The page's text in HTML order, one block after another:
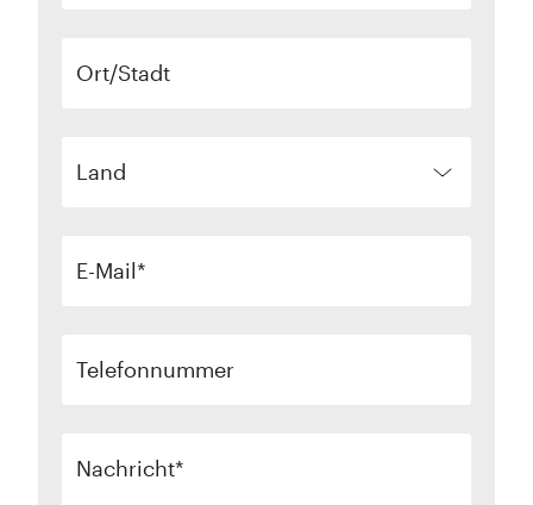
Ort/Stadt
Land
E-Mail
Telefonnummer
Nachricht